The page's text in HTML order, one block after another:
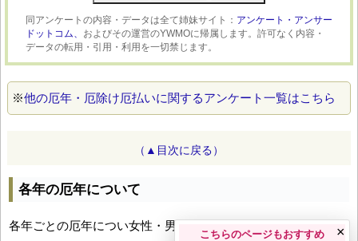
同アンケートの内容・データは全て姉妹サイト： アンケート・アンサー
ドットコム、 およびその運営のYWMOに帰属します。許可なく内容・
データの転用・引用・利用を一切禁じます。
※他の厄年・厄除け厄払いに関するアンケート一覧はこちら
（▲目次に戻る）
各年の厄年について
各年ごとの厄年につい女性・男性の年齢早見表とともにお伝え
こちらのページもおすすめ ×